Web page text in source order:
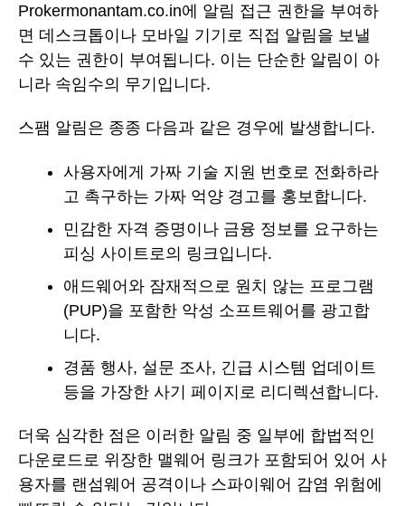
Prokermonantam.co.in에 알림 접근 권한을 부여하
면 데스크톱이나 모바일 기기로 직접 알림을 보낼
수 있는 권한이 부여됩니다. 이는 단순한 알림이 아
니라 속임수의 무기입니다.
스팸 알림은 종종 다음과 같은 경우에 발생합니다.
사용자에게 가짜 기술 지원 번호로 전화하라
고 촉구하는 가짜 억양 경고를 홍보합니다.
민감한 자격 증명이나 금융 정보를 요구하는
피싱 사이트로의 링크입니다.
애드웨어와 잠재적으로 원치 않는 프로그램
(PUP)을 포함한 악성 소프트웨어를 광고합
니다.
경품 행사, 설문 조사, 긴급 시스템 업데이트
등을 가장한 사기 페이지로 리디렉션합니다.
더욱 심각한 점은 이러한 알림 중 일부에 합법적인
다운로드로 위장한 맬웨어 링크가 포함되어 있어 사
용자를 랜섬웨어 공격이나 스파이웨어 감염 위험에